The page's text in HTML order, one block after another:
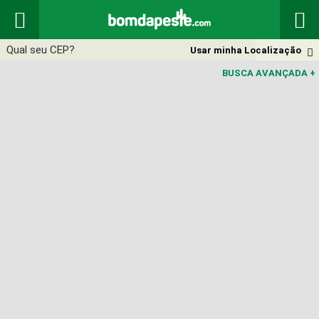
 

Usar minha Localização
BUSCA AVANÇADA +